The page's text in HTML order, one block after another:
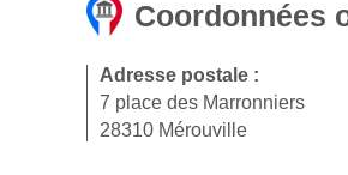
Coordonnées
Adresse postale :
7 place des Marronniers
28310 Mérouville